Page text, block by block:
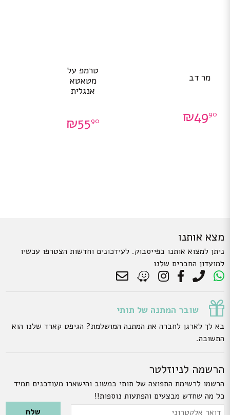
מר דב
₪4990
טרמפ על
מטאטא
אנגלית
₪5590
מצא אותנו
ניתן למצוא אותנו בפייסבוק. לעידכונים וחדשות הצטרפו עכשיו
למועדון החברים שלנו
שובר המתנה של תותי
בא לך לארגן לחברה את המתנה המושלמת? הגיפט קארד שלנו הוא
התשובה.
הרשמה לניוזלטר
הרשמו לרשימת התפוצה של תותי במשוב והישארו מעודכנים תמיד
כל מה שחדש מבצעים והפתעות נוספות!!